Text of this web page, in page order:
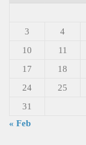
3
4
10
11
17
18
24
25
31
« Feb